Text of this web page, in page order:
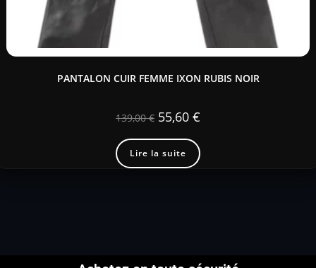
PANTALON CUIR FEMME IXON RUBIS NOIR
139,00€ 55,60 €
Lire la suite